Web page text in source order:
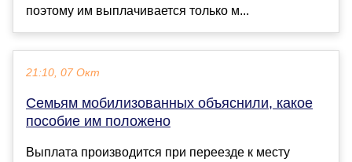
поэтому им выплачивается только м...
21:10, 07 Окт
Семьям мобилизованных объяснили, какое
пособие им положено
Выплата производится при переезде к месту